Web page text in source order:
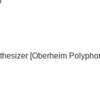
[Oberheim